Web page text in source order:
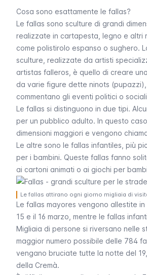
Cosa sono esattamente le fallas?
Le fallas sono sculture di grandi
realizzate in cartapesta, legno e altri
come polistirolo espanso o sughero.
sculture, realizzate da artisti
artistas falleros , è quello di creare
da varie figure dette ninots
commentano gli eventi politici o
Le fallas si distinguono in due tipi.
per un pubblico adulto. In questo
dimensioni maggiori e vengono
Le altre sono le fallas infantiles , più
per i bambini. Queste fallas fanno
ai cartoni animati o ai giochi per
Le fallas attirano ogni giorno migliaia di
Le fallas mayores vengono allestite
15 e il 16 marzo, mentre le fallas
Migliaia di persone si riversano nelle
maggior numero possibile delle 784
vengano bruciate tutte la notte del
della Cremà.